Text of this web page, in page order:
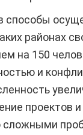
способы
районах
на 150
и
проектов